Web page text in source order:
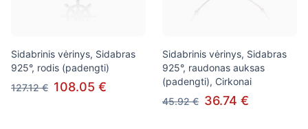
Sidabrinis vėrinys, Sidabras
925°, rodis (padengti)
127.12 € 108.05 €
Sidabrinis vėrinys, Sidabras
925°, raudonas auksas
(padengti), Cirkonai
45.92 € 36.74 €